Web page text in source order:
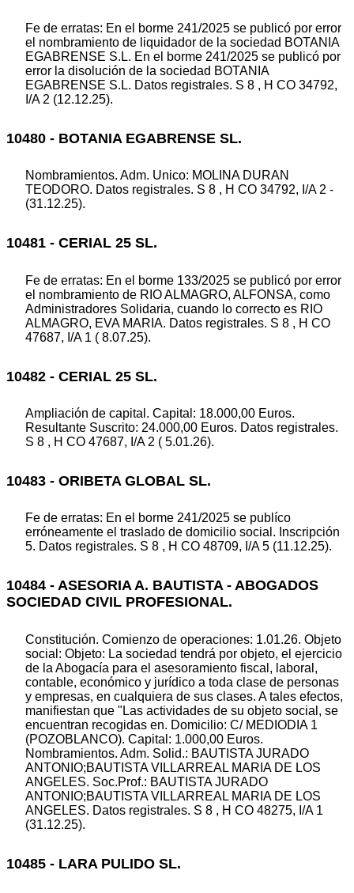
Fe de erratas: En el borme 241/2025 se publicó por error
el nombramiento de liquidador de la sociedad BOTANIA
EGABRENSE S.L. En el borme 241/2025 se publicó por
error la disolución de la sociedad BOTANIA
EGABRENSE S.L. Datos registrales. S 8 , H CO 34792,
I/A 2 (12.12.25).
10480 - BOTANIA EGABRENSE SL.
Nombramientos. Adm. Unico: MOLINA DURAN
TEODORO. Datos registrales. S 8 , H CO 34792, I/A 2 -
(31.12.25).
10481 - CERIAL 25 SL.
Fe de erratas: En el borme 133/2025 se publicó por error
el nombramiento de RIO ALMAGRO, ALFONSA, como
Administradores Solidaria, cuando lo correcto es RIO
ALMAGRO, EVA MARIA. Datos registrales. S 8 , H CO
47687, I/A 1 ( 8.07.25).
10482 - CERIAL 25 SL.
Ampliación de capital. Capital: 18.000,00 Euros.
Resultante Suscrito: 24.000,00 Euros. Datos registrales.
S 8 , H CO 47687, I/A 2 ( 5.01.26).
10483 - ORIBETA GLOBAL SL.
Fe de erratas: En el borme 241/2025 se publíco
erróneamente el traslado de domicilio social. Inscripción
5. Datos registrales. S 8 , H CO 48709, I/A 5 (11.12.25).
10484 - ASESORIA A. BAUTISTA - ABOGADOS
SOCIEDAD CIVIL PROFESIONAL.
Constitución. Comienzo de operaciones: 1.01.26. Objeto
social: Objeto: La sociedad tendrá por objeto, el ejercicio
de la Abogacía para el asesoramiento fiscal, laboral,
contable, económico y jurídico a toda clase de personas
y empresas, en cualquiera de sus clases. A tales efectos,
manifiestan que "Las actividades de su objeto social, se
encuentran recogidas en. Domicilio: C/ MEDIODIA 1
(POZOBLANCO). Capital: 1.000,00 Euros.
Nombramientos. Adm. Solid.: BAUTISTA JURADO
ANTONIO;BAUTISTA VILLARREAL MARIA DE LOS
ANGELES. Soc.Prof.: BAUTISTA JURADO
ANTONIO;BAUTISTA VILLARREAL MARIA DE LOS
ANGELES. Datos registrales. S 8 , H CO 48275, I/A 1
(31.12.25).
10485 - LARA PULIDO SL.